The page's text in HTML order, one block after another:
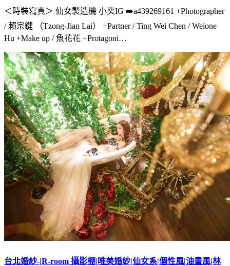
＜時裝寫真＞ 仙女製造機 小奕IG ➡️a439269161 +Photographer
/ 賴宗鍵 （Tzong-Jian Lai） +Partner / Ting Wei Chen / Weione
Hu +Make up / 魚花花 +Protagoni…
台北婚紗-|R-room 攝影棚|唯美婚紗|仙女系|個性風|油畫風|林